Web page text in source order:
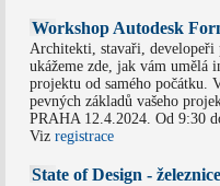
Workshop Autodesk
Architekti, stavaři, developeři
ukážeme zde, jak vám umělá
projektu od samého počátku.
pevných základů vašeho
PRAHA 12.4.2024. Od 9:30
Viz registrace
State of Design - železnice